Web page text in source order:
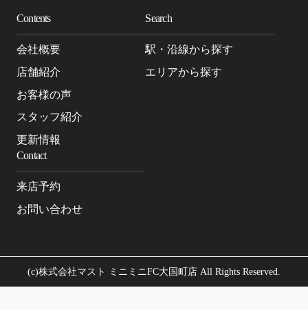
Contents
会社概要
店舗紹介
お客様の声
スタッフ紹介
更新情報
Search
駅・沿線から探す
エリアから探す
Contact
来店予約
お問い合わせ
(c)株式会社マスト ミニミニFC大国町店 All Rights Reserved.